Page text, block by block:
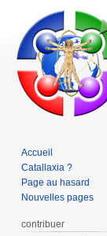
Accueil
Catallaxia ?
Page au hasard
Nouvelles pages
contribuer